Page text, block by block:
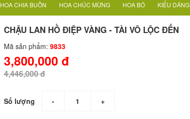
HOA CHIA BUỒN HOA CHÚC MỪNG HOA BÓ KIỂU DÁNG
CHẬU LAN HỒ ĐIỆP VÀNG - TÀI VÔ LỘC ĐẾN
Mã sản phẩm: 9833
3,800,000 đ
4,446,000 đ
Số lượng - +